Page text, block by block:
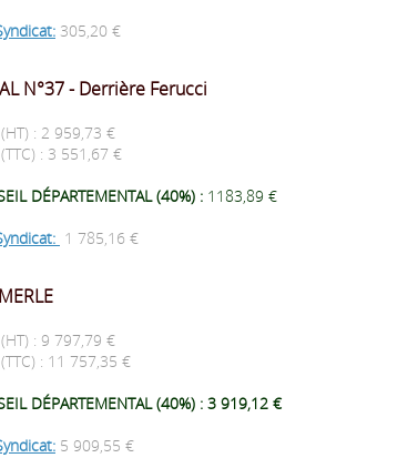
305,20 €
N°37 - Derrière Ferucci
: 2 959,73 €
: 3 551,67 €
DÉPARTEMENTAL (40%) : 1183,89 €
1 785,16 €
: 9 797,79 €
: 11 757,35 €
DÉPARTEMENTAL (40%) : 3 919,12 €
5 909,55 €